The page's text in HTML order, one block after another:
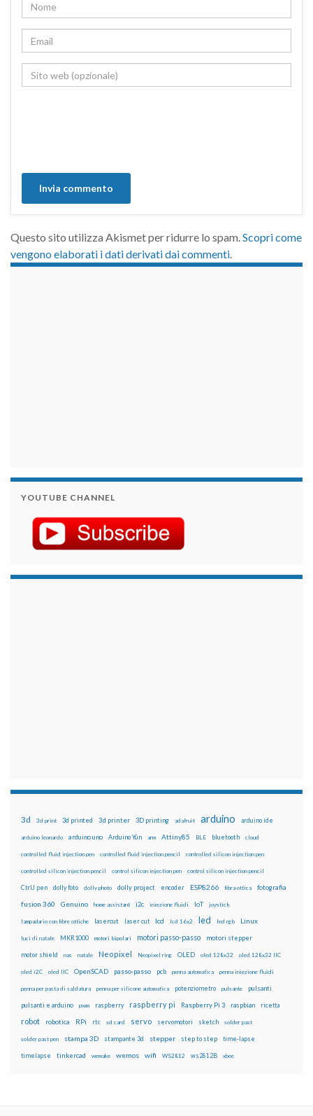
Questo sito utilizza Akismet per ridurre lo spam.Scopri come
vengono elaborati i dati derivati dai commenti.
YOUTUBE CHANNEL
3d 3d print 3d printed 3d printer 3D printing adafruit arduino arduino ide
arduino leonardo arduino uno Arduino Yún arm Attiny85 BLE bluetooth cloud
controlled fluid injection pen controlled fluid injection pencil controlled silicon injection pen
controlled silicon injection pencil control silicon injection pen control silicon injection pencil
CtrlJ pen dolly foto dolly photo dolly project encoder ESP8266 fibra ottica fotografia
fusion 360 Genuino home assistant i2c iniezione fluidi IoT joystick
lampadario con fibre ottiche lasercut laser cut lcd lcd 16x2 led led rgb Linux
luci di natale MKR1000 motori bipolari motori passo-passo motori stepper
motor shield nas natale Neopixel Neopixel ring OLED oled 128x32 oled 128x32 IIC
oled i2C oled IIC OpenSCAD passo-passo pcb penna automatica penna iniezione fluidi
penna per pasta di saldatura penna per silicone automatica potenziometro pulsante pulsanti
pulsanti e arduino pwm raspberry raspberry pi Raspberry Pi 3 raspbian ricetta
robot robotica RPi rtc sd card servo servomotori sketch solder past
solder past pen stampa 3D stampante 3d stepper step to step time-lapse
timelapse tinkercad wemake wemos wifi WS2812 ws2812B xbee